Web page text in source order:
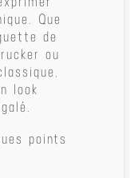
Que
de
ou
look
points